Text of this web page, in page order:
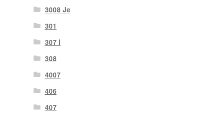
3008 Je
301
307 I
308
4007
406
407